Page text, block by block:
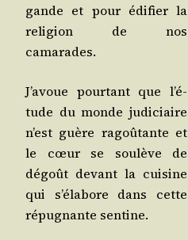
gande et pour édi­fier la
reli­gion de nos
camarades.
J’a­voue pour­tant que l’é­
tude du monde judi­ciaire
n’est guère ragoû­tante et
le cœur se sou­lève de
dégoût devant la cui­sine
qui s’é­la­bore dans cette
répu­gnante sentine.